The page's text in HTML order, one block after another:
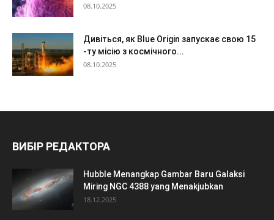
08.10.2025
Дивіться, як Blue Origin запускає свою 15
-ту місію з космічного...
08.10.2025
ВИБІР РЕДАКТОРА
Hubble Menangkap Gambar Baru Galaksi
Miring NGC 4388 yang Menakjubkan
18.12.2025